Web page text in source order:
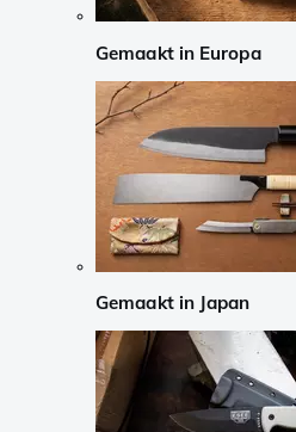
Gemaakt in Europa
Gemaakt in Japan